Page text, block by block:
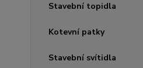
Stavební topidla
Kotevní patky
Stavební svítidla